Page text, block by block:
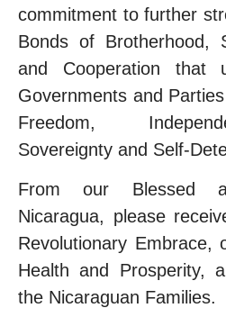
commitment to further
Bonds of Brotherhood,
and Cooperation that
Governments and
Freedom,
Sovereignty and Self-
From our Blessed
Nicaragua, please
Revolutionary Embrace,
Health and Prosperity,
the Nicaraguan Families.